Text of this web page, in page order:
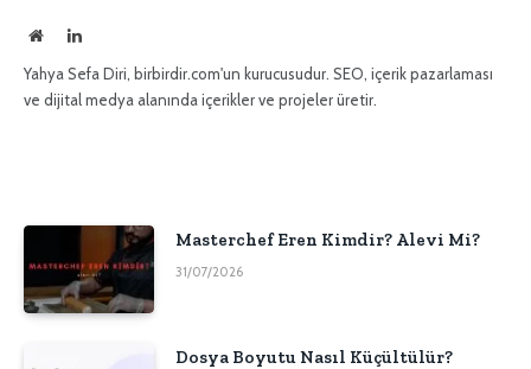
İnternetLinkedIn
Yahya Sefa Diri, birbirdir.com'un kurucusudur. SEO, içerik pazarlaması
ve dijital medya alanında içerikler ve projeler üretir.
Masterchef Eren Kimdir? Alevi Mi?
31/07/2026
Dosya Boyutu Nasıl Küçültülür?